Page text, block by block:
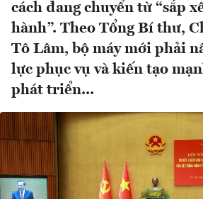
cách đang chuyển từ “sắp
hành”. Theo Tổng Bí thư,
Tô Lâm, bộ máy mới phải
lực phục vụ và kiến tạo
phát triển...